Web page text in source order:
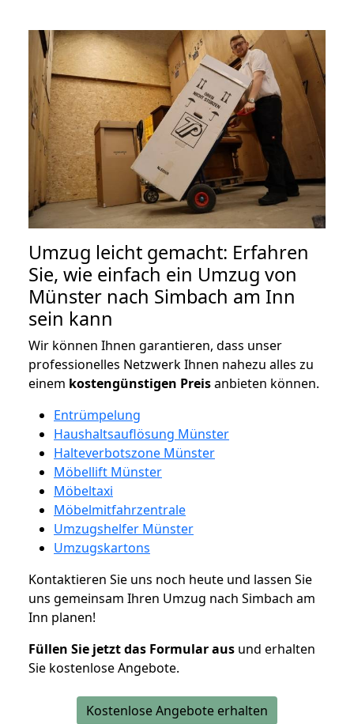
Umzug leicht gemacht: Erfahren
Sie, wie einfach ein Umzug von
Münster nach Simbach am Inn
sein kann
Wir können Ihnen garantieren, dass unser
professionelles Netzwerk Ihnen nahezu alles zu
einem kostengünstigen Preisanbieten können.
Entrümpelung
Haushaltsauflösung Münster
Halteverbotszone Münster
Möbellift Münster
Möbeltaxi
Möbelmitfahrzentrale
Umzugshelfer Münster
Umzugskartons
Kontaktieren Sie uns noch heute und lassen Sie
uns gemeinsam Ihren Umzug nach Simbach am
Inn planen!
Füllen Sie jetzt das Formular aus und erhalten
Sie kostenlose Angebote.
Kostenlose Angebote erhalten